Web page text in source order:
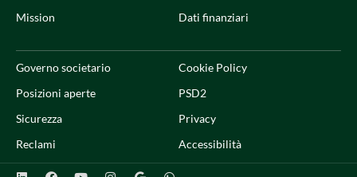
Mission
Dati finanziari
Governo societario
Posizioni aperte
Sicurezza
Reclami
Cookie Policy
PSD2
Privacy
Accessibilità